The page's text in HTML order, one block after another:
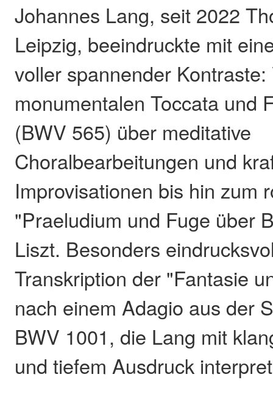
Johannes Lang, seit 2022
Leipzig, beeindruckte mit
voller spannender Kontraste:
monumentalen Toccata und
(BWV 565) über meditative
Choralbearbeitungen und
Improvisationen bis hin zum
"Praeludium und Fuge über
Liszt. Besonders
Transkription der "Fantasie
nach einem Adagio aus der
BWV 1001, die Lang mit
und tiefem Ausdruck